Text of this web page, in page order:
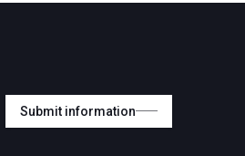
Submit information